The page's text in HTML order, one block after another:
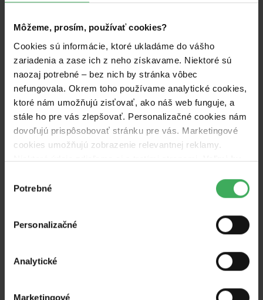
Môžeme, prosím, používať cookies?
Cookies sú informácie, ktoré ukladáme do vášho
zariadenia a zase ich z neho získavame. Niektoré sú
naozaj potrebné – bez nich by stránka vôbec
nefungovala. Okrem toho používame analytické cookies,
ktoré nám umožňujú zisťovať, ako náš web funguje, a
stále ho pre vás zlepšovať. Personalizačné cookies nám
dovoľujú prispôsobovať stránku pre vás. Marketingové
cookies umožňujú zobrazenie relevantnej reklamy.
Niektoré údaje zdieľame aj s tretími stranami.Veľmi by
používať všetky tieto cookies.
súhlasu
Potrebné
Personalizačné
Analytické
Marketingové
Sociálne médiá a webovú stránku nájdete na
Instagram,
YouTube
O príbehu povedali iní
Veľmi by som sa ti chcela